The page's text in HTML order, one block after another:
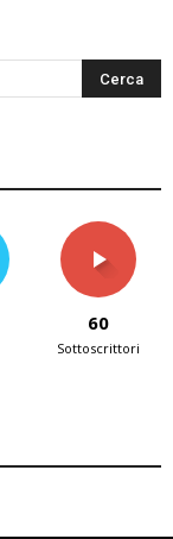
60
Sottoscrittori